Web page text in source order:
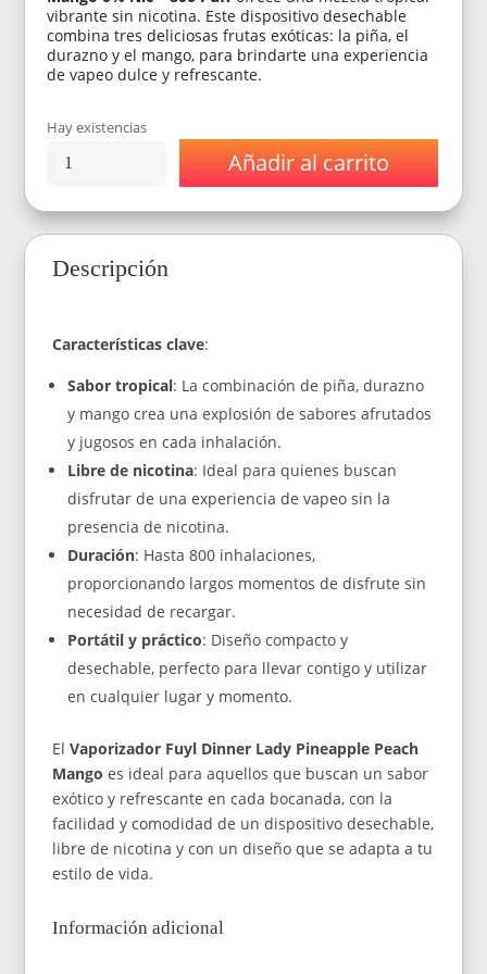
vibrante sin nicotina. Este dispositivo desechable
combina tres deliciosas frutas exóticas: la piña, el
durazno y el mango, para brindarte una experiencia
de vapeo dulce y refrescante.
Hay existencias
Vaporizador
Dinner
Lady
Peach
800
cantidad
Añadir al carrito
Descripción
Características clave:
Sabor tropical: La combinación de piña, durazno
y mango crea una explosión de sabores afrutados
y jugosos en cada inhalación.
Libre de nicotina: Ideal para quienes buscan
disfrutar de una experiencia de vapeo sin la
presencia de nicotina.
Duración: Hasta 800 inhalaciones,
proporcionando largos momentos de disfrute sin
necesidad de recargar.
Portátil y práctico: Diseño compacto y
desechable, perfecto para llevar contigo y utilizar
en cualquier lugar y momento.
ElVaporizador Fuyl Dinner Lady Pineapple Peach
Mango es ideal para aquellos que buscan un sabor
exótico y refrescante en cada bocanada, con la
facilidad y comodidad de un dispositivo desechable,
libre de nicotina y con un diseño que se adapta a tu
estilo de vida.
Información adicional